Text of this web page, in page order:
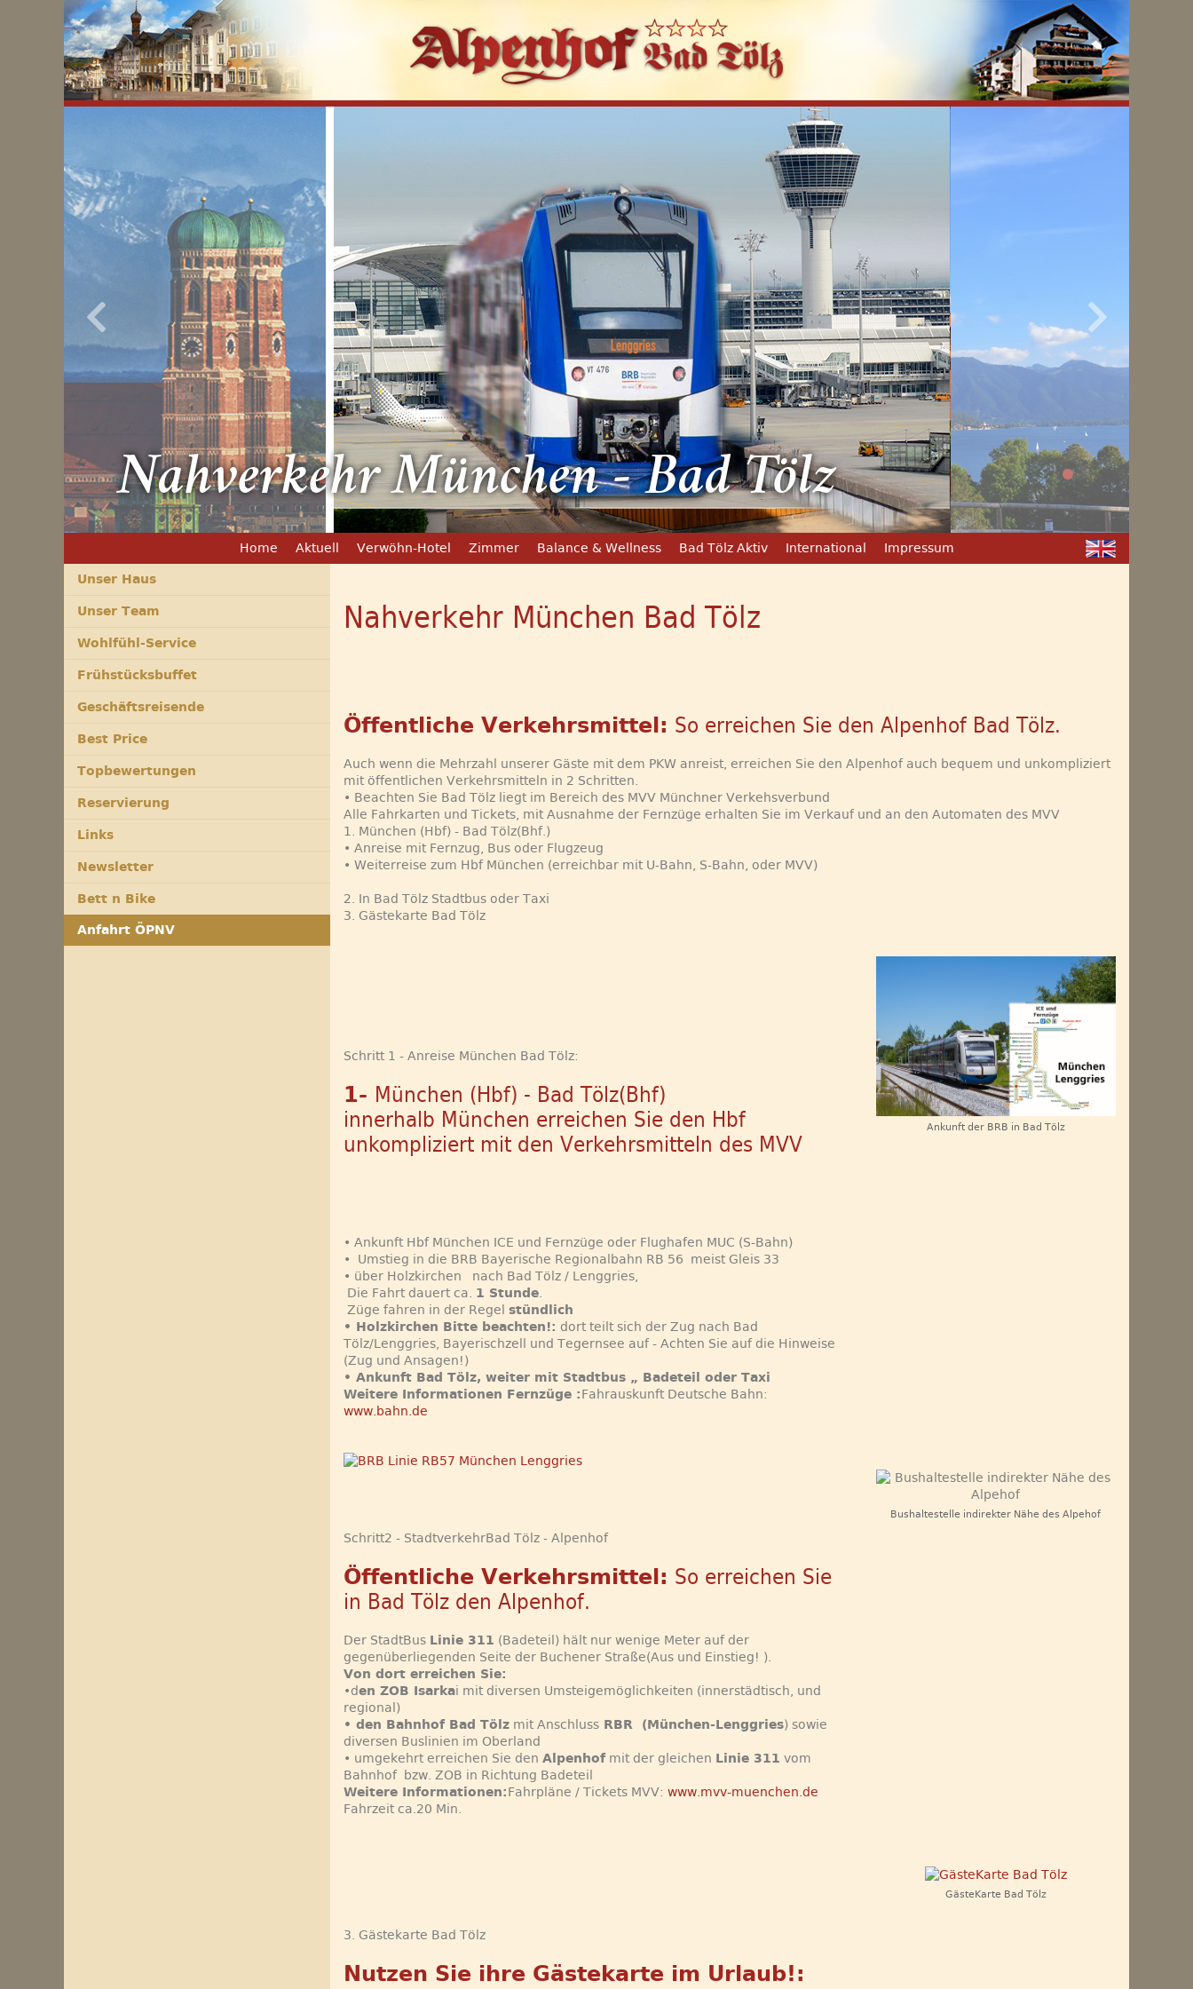
Nahverkehr München - Bad Tölz
Home Aktuell Verwöhn-Hotel Zimmer Balance & Wellness Bad Tölz Aktiv International Impressum
Unser Haus
Unser Team
Wohlfühl-Service
Frühstücksbuffet
Geschäftsreisende
Best Price
Topbewertungen
Reservierung
Links
Newsletter
Bett n Bike
Anfahrt ÖPNV
Nahverkehr München Bad Tölz
Öffentliche Verkehrsmittel: So erreichen Sie den Alpenhof Bad Tölz.
Auch wenn die Mehrzahl unserer Gäste mit dem PKW anreist, erreichen Sie den Alpenhof auch bequem und unkompliziert
mit öffentlichen Verkehrsmitteln in 2 Schritten.
• Beachten Sie Bad Tölz liegt im Bereich des MVV Münchner Verkehsverbund
Alle Fahrkarten und Tickets, mit Ausnahme der Fernzüge erhalten Sie im Verkauf und an den Automaten des MVV
1. München (Hbf) - Bad Tölz(Bhf.)
• Anreise mit Fernzug, Bus oder Flugzeug
• Weiterreise zum Hbf München (erreichbar mit U-Bahn, S-Bahn, oder MVV)
2. In Bad Tölz Stadtbus oder Taxi
3. Gästekarte Bad Tölz
Schritt 1 - Anreise München Bad Tölz:
1- München (Hbf) - Bad Tölz(Bhf)
innerhalb München erreichen Sie den Hbf
unkompliziert mit den Verkehrsmitteln des MVV
• Ankunft Hbf München ICE und Fernzüge oder Flughafen MUC (S-Bahn)
• Umstieg in die BRB Bayerische Regionalbahn RB 56 meist Gleis 33
• über Holzkirchen nach Bad Tölz / Lenggries,
Die Fahrt dauert ca. 1 Stunde
Züge fahren in der Regel stündlich
• Holzkirchen Bitte beachten!: dort teilt sich der Zug nach Bad
Tölz/Lenggries, Bayerischzell und Tegernsee auf - Achten Sie auf die Hinweise
(Zug und Ansagen!)
• Ankunft Bad Tölz, weiter mit Stadtbus „ Badeteil oder Taxi
Weitere Informationen Fernzüge :Fahrauskunft Deutsche Bahn:
www.bahn.de
Ankunft der BRB in Bad Tölz
Schritt2 - StadtverkehrBad Tölz - Alpenhof
Öffentliche Verkehrsmittel: So erreichen Sie
in Bad Tölz den Alpenhof.
Der StadtBus Linie 311 (Badeteil) hält nur wenige Meter auf der
gegenüberliegenden Seite der Buchener Straße(Aus und Einstieg! ).
Von dort erreichen Sie:
•den ZOB Isarkai mit diversen Umsteigemöglichkeiten (innerstädtisch, und
regional)
• den Bahnhof Bad Tölz mit Anschluss RBR (München-Lenggries) sowie
diversen Buslinien im Oberland
• umgekehrt erreichen Sie den Alpenhofmit der gleichen Linie 311 vom
Bahnhof bzw. ZOB in Richtung Badeteil
Weitere Informationen:Fahrpläne / Tickets MVV: www.mvv-muenchen.de
Fahrzeit ca.20 Min.
Bushaltestelle indirekter Nähe des Alpehof
3. Gästekarte Bad Tölz
Nutzen Sie ihre Gästekarte im Urlaub!:
GästeKarte Bad Tölz